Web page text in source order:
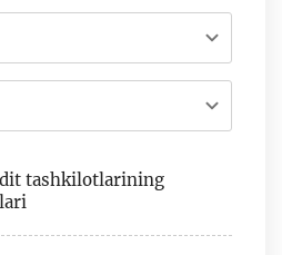
tashkilotlarining